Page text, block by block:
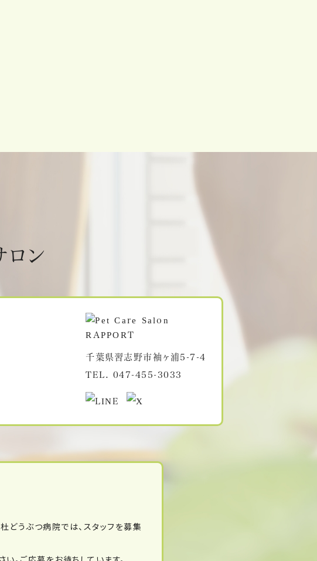
ロン
千葉県習志野市袖ヶ浦5-7-4
TEL. 047-455-3033
どうぶつ病院では、スタッフを募集